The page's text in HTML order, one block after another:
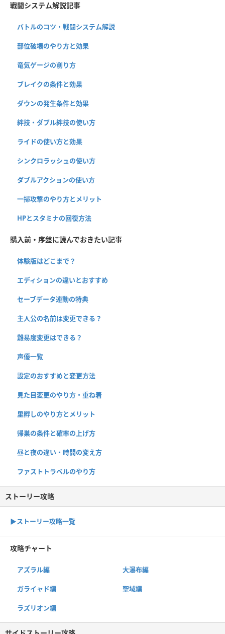
戦闘システム解説記事
バトルのコツ・戦闘システム解説
部位破壊のやり方と効果
竜気ゲージの削り方
ブレイクの条件と効果
ダウンの発生条件と効果
絆技・ダブル絆技の使い方
ライドの使い方と効果
シンクロラッシュの使い方
ダブルアクションの使い方
一掃攻撃のやり方とメリット
HPとスタミナの回復方法
購入前・序盤に読んでおきたい記事
体験版はどこまで？
エディションの違いとおすすめ
セーブデータ連動の特典
主人公の名前は変更できる？
難易度変更はできる？
声優一覧
設定のおすすめと変更方法
見た目変更のやり方・重ね着
里孵しのやり方とメリット
帰巣の条件と確率の上げ方
昼と夜の違い・時間の変え方
ファストトラベルのやり方
ストーリー攻略
▶︎ストーリー攻略一覧
攻略チャート
アズラル編 大瀑布編
ガライャド編 聖域編
ラズリオン編